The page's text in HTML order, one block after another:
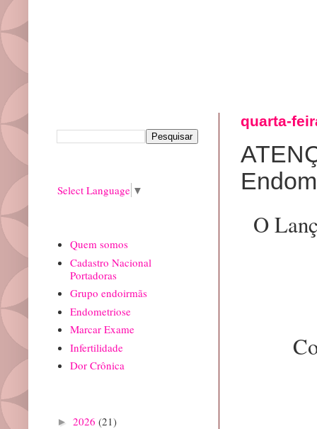
quarta-
O
Select Language ▼
Quem somos
Cadastro Nacional
Portadoras
Grupo endoirmãs
Endometriose
Marcar Exame
Infertilidade
Dor Crônica
► 2026 (21)